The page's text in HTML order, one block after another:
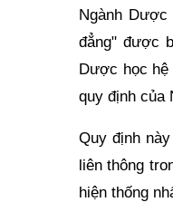
Ngành
đẳng" được
Dược học hệ
quy định của
Quy định
liên thông
hiện thống